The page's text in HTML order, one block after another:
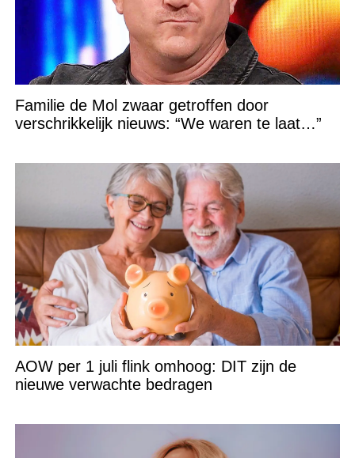
Familie de Mol zwaar getroffen door
verschrikkelijk nieuws: “We waren te laat…”
AOW per 1 juli flink omhoog: DIT zijn de
nieuwe verwachte bedragen